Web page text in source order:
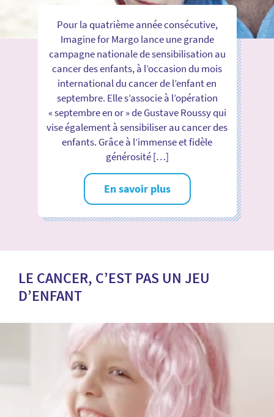
Pour la quatrième année consécutive,
Imagine for Margo lance une grande
campagne nationale de sensibilisation au
cancer des enfants, à l’occasion du mois
international du cancer de l’enfant en
septembre. Elle s’associe à l’opération
« septembre en or » de Gustave Roussy qui
vise également à sensibiliser au cancer des
enfants. Grâce à l’immense et fidèle
générosité […]
En savoir plus
LE CANCER, C’EST PAS UN JEU
D’ENFANT